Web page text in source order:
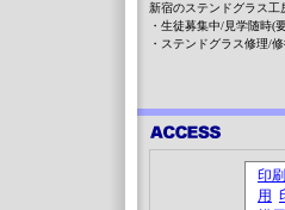
新宿のステンドグラス工
・生徒募集中/見学随時(
・ステンドグラス修理/